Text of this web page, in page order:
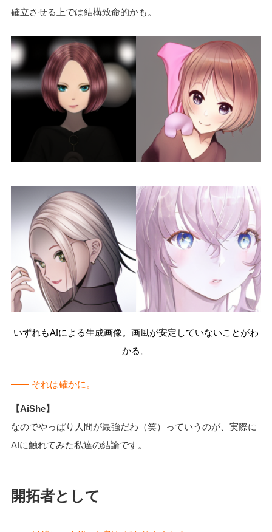
確立させる上では結構致命的かも。
いずれもAIによる生成画像。画風が安定していないことがわ
かる。
―― それは確かに。
【AiShe】
なのでやっぱり人間が最強だわ（笑）っていうのが、実際に
AIに触れてみた私達の結論です。
開拓者として